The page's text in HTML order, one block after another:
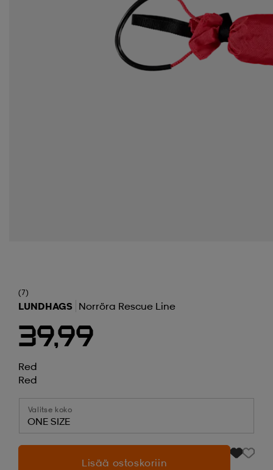
(7)
LUNDHAGS Norröra Rescue Line
39,99
Red
Red
Valitse koko
ONE SIZE
Lisää ostoskoriin